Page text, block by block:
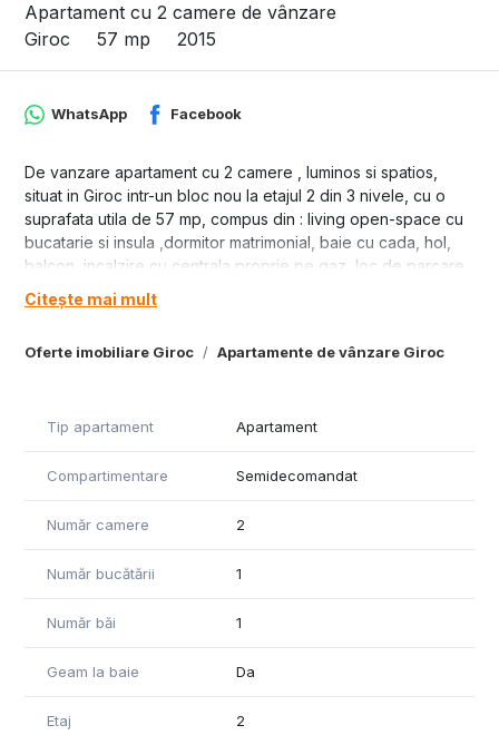
Apartament cu 2 camere de vânzare
Giroc
57 mp 2015
Oferte imobiliare Giroc Apartamente de vânzare Giroc
WhatsApp Facebook
De vanzare apartament cu 2 camere , luminos si spatios,
situat in Giroc intr-un bloc nou la etajul 2 din 3 nivele, cu o
suprafata utila de 57 mp, compus din : living open-space cu
bucatarie si insula ,dormitor matrimonial, baie cu cada, hol,
balcon ,incalzire cu centrala proprie pe gaz, loc de parcare
inclus, birou ( zona de lucru amenajata) pret 115000 euro.
Citește mai mult
Tip apartament Apartament
Compartimentare Semidecomandat
Număr camere 2
Număr bucătării 1
Număr băi 1
Geam la baie Da
Etaj 2